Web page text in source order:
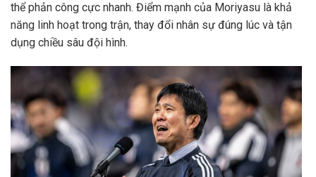
thể phản công cực nhanh. Điểm mạnh của Moriyasu là khả
năng linh hoạt trong trận, thay đổi nhân sự đúng lúc và tận
dụng chiều sâu đội hình.